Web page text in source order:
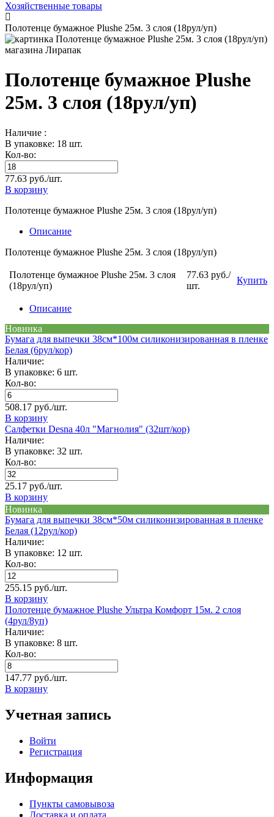
Хозяйственные товары
Полотенце бумажное Plushe 25м. 3 слоя (18рул/уп)
Полотенце бумажное Plushe
25м. 3 слоя (18рул/уп)
Наличие :
В упаковке: 18 шт.
Кол-во:
77.63 руб./шт.
В корзину
Полотенце бумажное Plushe 25м. 3 слоя (18рул/уп)
Описание
Полотенце бумажное Plushe 25м. 3 слоя (18рул/уп)
Полотенце бумажное Plushe 25м. 3 слоя
(18рул/уп)
77.63 руб./
шт.
Купить
Описание
Новинка
Бумага для выпечки 38см*100м силиконизированная в пленке
Белая (6рул/кор)
Наличие:
В упаковке: 6 шт.
Кол-во:
508.17 руб./шт.
В корзину
Салфетки Desna 40л "Магнолия" (32шт/кор)
Наличие:
В упаковке: 32 шт.
Кол-во:
25.17 руб./шт.
В корзину
Новинка
Бумага для выпечки 38см*50м силиконизированная в пленке
Белая (12рул/кор)
Наличие:
В упаковке: 12 шт.
Кол-во:
255.15 руб./шт.
В корзину
Полотенце бумажное Plushe Ультра Комфорт 15м. 2 слоя
(4рул/8уп)
Наличие:
В упаковке: 8 шт.
Кол-во:
147.77 руб./шт.
В корзину
Учетная запись
Войти
Регистрация
Информация
Пункты самовывоза
Доставка и оплата